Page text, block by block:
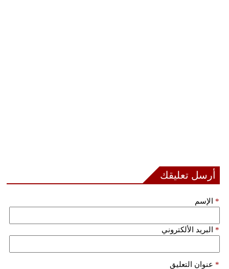
أرسل تعليقك
الإسم *
البريد الألكتروني *
عنوان التعليق *